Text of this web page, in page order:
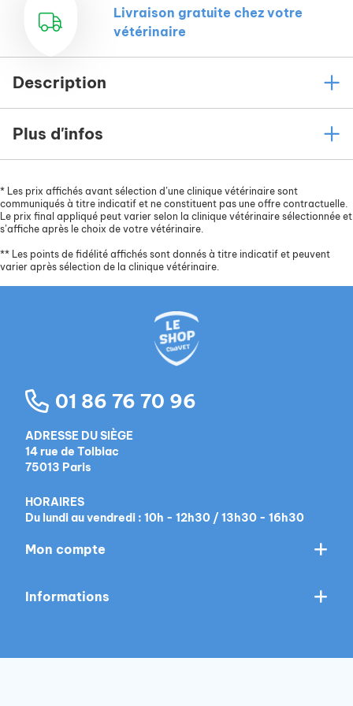
satiété et la santé intestinale de votre
compagnon.
Une quantité modérée en matières grasses pour
permettre de garder un volume de ration
Le complexe Marine Active Benefit (autolysats
de poissons, sources de peptides), qui offre un
(oméga 6 et 3). Associé à la biotine et au zinc
chelaté, il assure un pelage sain et soyeux.
forme adaptée de croquettes afin de limiter la
Ne pas utiliser cet aliment chez les chiots et les
femelles en gestation ou en lactation.
Livraison gratuite chez votre
vétérinaire
Description
Plus d'infos
* Les prix affichés avant sélection d’une clinique vétérinaire sont
communiqués à titre indicatif et ne constituent pas une offre contractuelle.
Le prix final appliqué peut varier selon la clinique vétérinaire sélectionnée et
s’affiche après le choix de votre vétérinaire.
** Les points de fidélité affichés sont donnés à titre indicatif et peuvent
varier après sélection de la clinique vétérinaire.
01 86 76 70 96
ADRESSE DU SIÈGE
14 rue de Tolbiac
75013 Paris
HORAIRES
Du lundi au vendredi : 10h - 12h30 / 13h30 - 16h30
Mon compte
Informations